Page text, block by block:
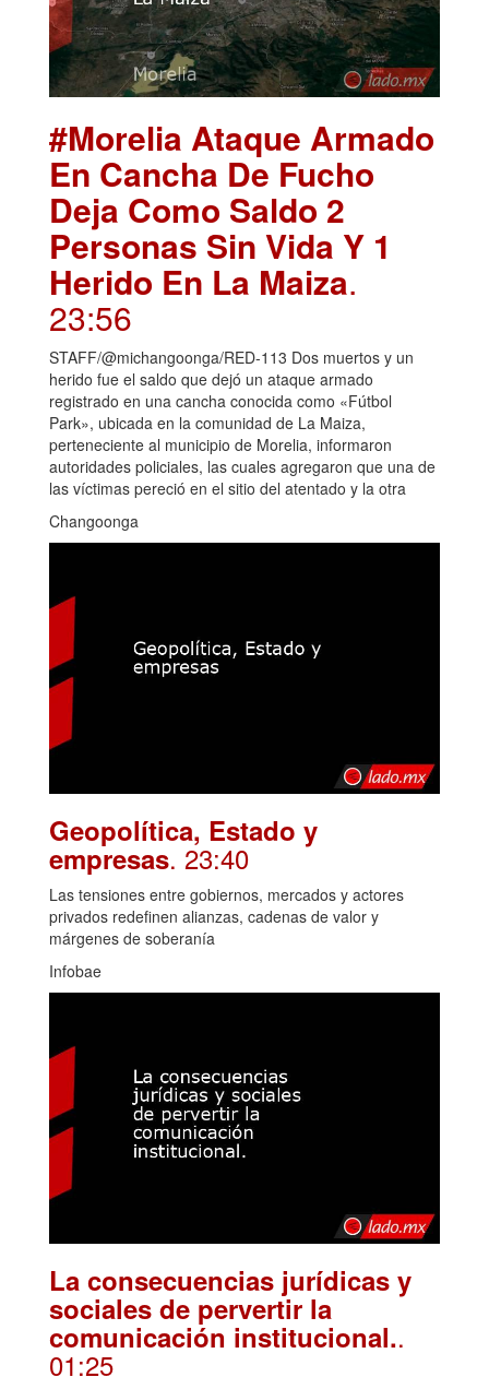
#Morelia Ataque Armado
En Cancha De Fucho
Deja Como Saldo 2
Personas Sin Vida Y 1
Herido En La Maiza.
23:56
STAFF/@michangoonga/RED-113 Dos muertos y un
herido fue el saldo que dejó un ataque armado
registrado en una cancha conocida como «Fútbol
Park», ubicada en la comunidad de La Maiza,
perteneciente al municipio de Morelia, informaron
autoridades policiales, las cuales agregaron que una de
las víctimas pereció en el sitio del atentado y la otra
Changoonga
Geopolítica, Estado y
empresas. 23:40
Las tensiones entre gobiernos, mercados y actores
privados redefinen alianzas, cadenas de valor y
márgenes de soberanía
Infobae
La consecuencias jurídicas y
sociales de pervertir la
comunicación institucional..
01:25